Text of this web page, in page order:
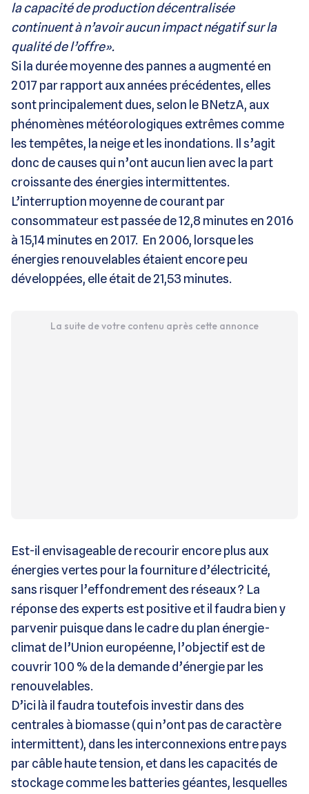
la capacité de production décentralisée
continuent à n’avoir aucun impact négatif sur la
qualité de l’offre».
Si la durée moyenne des pannes a augmenté en
2017 par rapport aux années précédentes, elles
sont principalement dues, selon le BNetzA, aux
phénomènes météorologiques extrêmes comme
les tempêtes, la neige et les inondations. Il s’agit
donc de causes qui n’ont aucun lien avec la part
croissante des énergies intermittentes.
L’interruption moyenne de courant par
consommateur est passée de 12,8 minutes en 2016
à 15,14 minutes en 2017. En 2006, lorsque les
énergies renouvelables étaient encore peu
développées, elle était de 21,53 minutes.
La suite de votre contenu après cette annonce
Est-il envisageable de recourir encore plus aux
énergies vertes pour la fourniture d’électricité,
sans risquer l’effondrement des réseaux ? La
réponse des experts est positive et il faudra bien y
parvenir puisque dans le cadre du plan énergie-
climat de l’Union européenne, l’objectif est de
couvrir 100 % de la demande d’énergie par les
renouvelables.
D’ici là il faudra toutefois investir dans des
centrales à biomasse (qui n’ont pas de caractère
intermittent), dans les interconnexions entre pays
par câble haute tension, et dans les capacités de
stockage comme les batteries géantes, lesquelles